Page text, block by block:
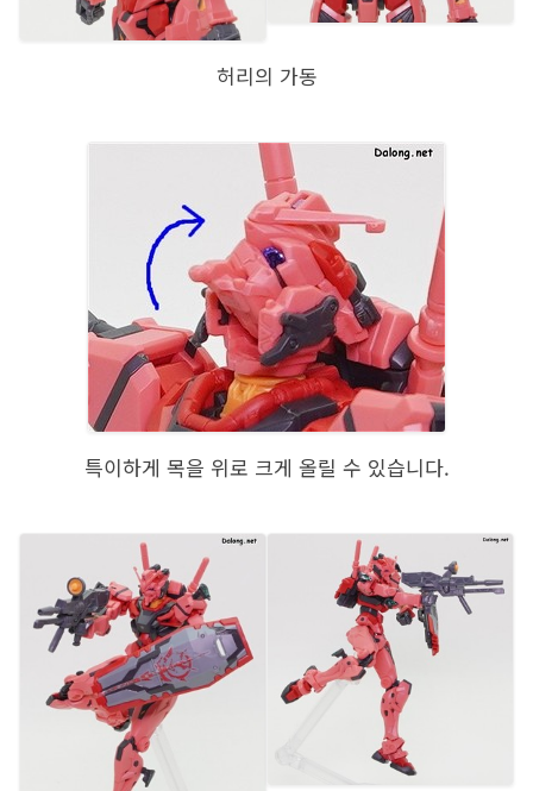
허리의 가동
특이하게 목을 위로 크게 올릴 수 있습니다.